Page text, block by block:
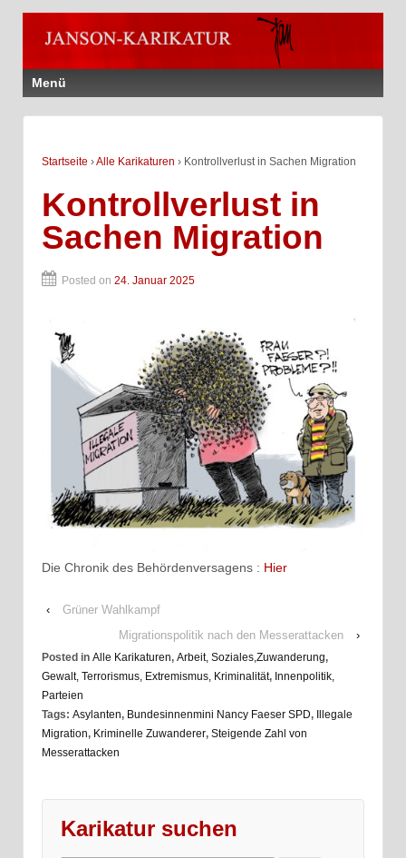
Menü
Startseite ›Alle Karikaturen › Kontrollverlust in Sachen Migration
Kontrollverlust in
Sachen Migration
Posted on 24. Januar 2025
Die Chronik des Behördenversagens : Hier
‹
Grüner Wahlkampf
Migrationspolitik nach den Messerattacken
›
Posted in Alle Karikaturen, Arbeit, Soziales,Zuwanderung,
Gewalt, Terrorismus, Extremismus, Kriminalität, Innenpolitik,
Parteien
Tags: Asylanten, Bundesinnenmini Nancy Faeser SPD,
Illegale
Migration, Kriminelle Zuwanderer, Steigende Zahl von
Messerattacken
Karikatur suchen